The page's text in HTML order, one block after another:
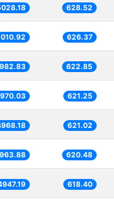
628.52
626.37
622.85
621.25
621.02
620.48
618.40